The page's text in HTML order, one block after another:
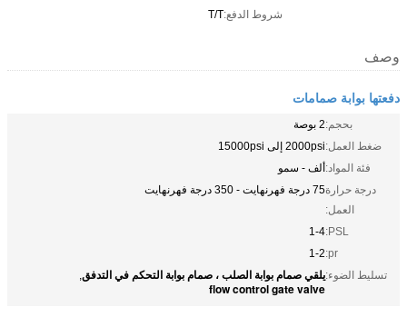
شروط الدفع:T/T
وصف
دفعتها بوابة صمامات
بحجم:2 بوصة
ضغط العمل:2000psi إلى 15000psi
فئة المواد:ألف - سمو
درجة حرارة
العمل:
75 درجة فهرنهايت - 350 درجة فهرنهايت
PSL:
1-4
pr:
1-2
تسليط الضوء:يلقي صمام بوابة الصلب ، صمام بوابة التحكم في التدفق,
flow control gate valve